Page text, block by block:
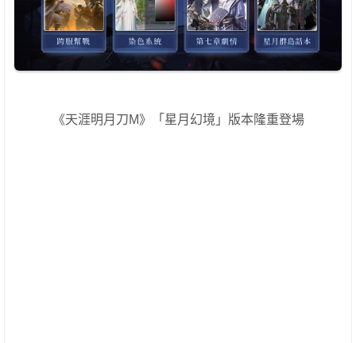
《天涯明月刀M》「星月幻境」版本隆重登場